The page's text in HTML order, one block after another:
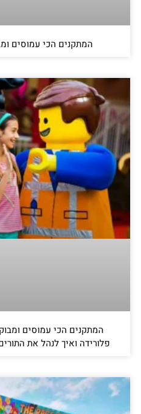
‏המתקנים הכי עמוסים
המתקנים הכי עמוסים
פלורידה ואיך לנהל את